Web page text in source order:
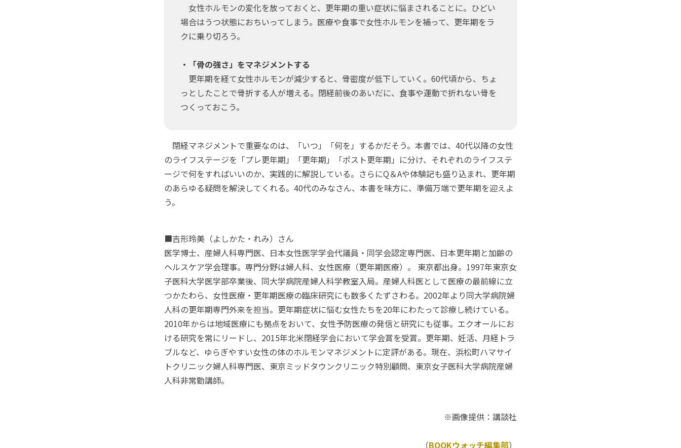
女性ホルモンの変化を放っておくと、更年期の重い症状に悩まされることに。ひどい
場合はうつ状態におちいってしまう。医療や食事で女性ホルモンを補って、更年期をラ
クに乗り切ろう。
・「骨の強さ」をマネジメントする
更年期を経て女性ホルモンが減少すると、骨密度が低下していく。60代頃から、ちょ
っとしたことで骨折する人が増える。閉経前後のあいだに、食事や運動で折れない骨を
つくっておこう。
閉経マネジメントで重要なのは、「いつ」「何を」するかだそう。本書では、40代以降の女性
のライフステージを「プレ更年期」「更年期」「ポスト更年期」に分け、それぞれのライフステ
ージで何をすればいいのか、実践的に解説している。さらにQ＆Aや体験記も盛り込まれ、更年期
のあらゆる疑問を解決してくれる。40代のみなさん、本書を味方に、準備万端で更年期を迎えよ
う。
■吉形玲美（よしかた・れみ）さん
医学博士、産婦人科専門医、日本女性医学学会代議員・同学会認定専門医、日本更年期と加齢の
ヘルスケア学会理事。専門分野は婦人科、女性医療（更年期医療）。 東京都出身。1997年東京女
子医科大学医学部卒業後、同大学病院産婦人科学教室入局。産婦人科医として医療の最前線に立
つかたわら、女性医療・更年期医療の臨床研究にも数多くたずさわる。2002年より同大学病院婦
人科の更年期専門外来を担当。更年期症状に悩む女性たちを20年にわたって診療し続けている。
2010年からは地域医療にも拠点をおいて、女性予防医療の発信と研究にも従事。エクオールにお
ける研究を常にリードし、2015年北米閉経学会において学会賞を受賞。更年期、妊活、月経トラ
ブルなど、ゆらぎやすい女性の体のホルモンマネジメントに定評がある。現在、浜松町ハマサイ
トクリニック婦人科専門医、東京ミッドタウンクリニック特別顧問、東京女子医科大学病院産婦
人科非常勤講師。
※画像提供：講談社
（BOOKウォッチ編集部）